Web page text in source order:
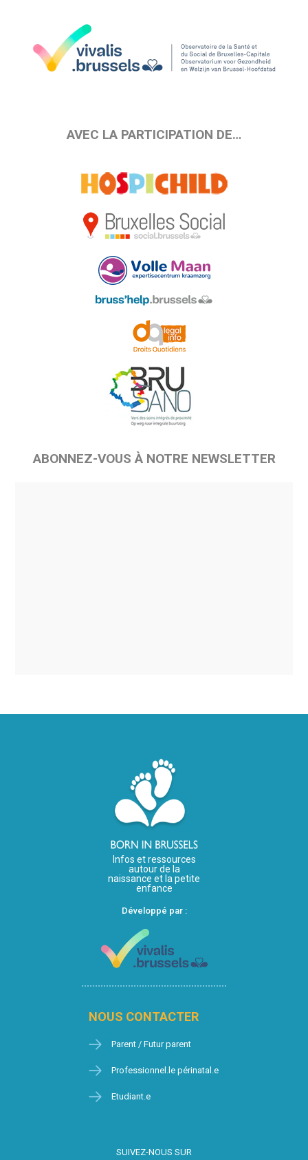
AVEC LA PARTICIPATION DE…
ABONNEZ-VOUS À NOTRE NEWSLETTER
Infos et ressources
autour de la
naissance et la petite
enfance
Développé par :
NOUS CONTACTER
Parent / Futur parent
Professionnel.le périnatal.e
Etudiant.e
SUIVEZ-NOUS SUR